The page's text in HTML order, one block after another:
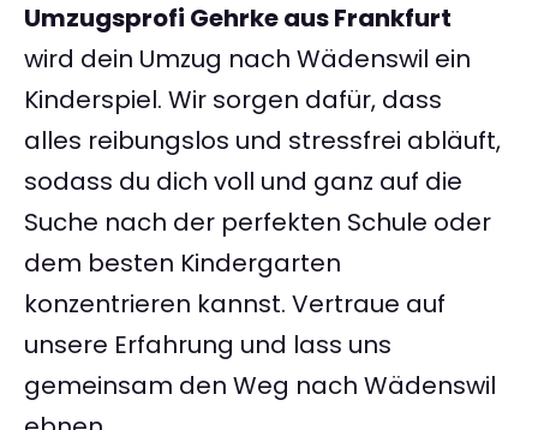
Umzugsprofi Gehrke aus Frankfurt
wird dein Umzug nach Wädenswil ein
Kinderspiel. Wir sorgen dafür, dass
alles reibungslos und stressfrei abläuft,
sodass du dich voll und ganz auf die
Suche nach der perfekten Schule oder
dem besten Kindergarten
konzentrieren kannst. Vertraue auf
unsere Erfahrung und lass uns
gemeinsam den Weg nach Wädenswil